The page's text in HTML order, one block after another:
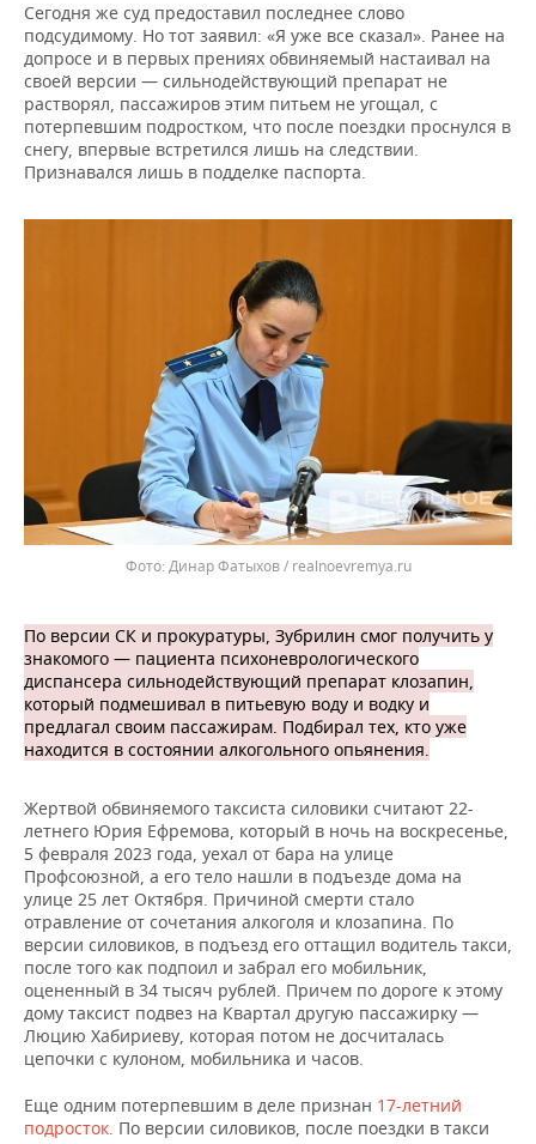
Сегодня же суд предоставил последнее слово
подсудимому. Но тот заявил: «Я уже все сказал». Ранее на
допросе и в первых прениях обвиняемый настаивал на
своей версии — сильнодействующий препарат не
растворял, пассажиров этим питьем не угощал, с
потерпевшим подростком, что после поездки проснулся в
снегу, впервые встретился лишь на следствии.
Признавался лишь в подделке паспорта.
Динар Фатыхов / realnoevremya.ru
По версии СК и прокуратуры, Зубрилин смог получить у
знакомого — пациента психоневрологического
диспансера сильнодействующий препарат клозапин,
который подмешивал в питьевую воду и водку и
предлагал своим пассажирам. Подбирал тех, кто уже
находится в состоянии алкогольного опьянения.
Жертвой обвиняемого таксиста силовики считают 22-
летнего Юрия Ефремова, который в ночь на воскресенье,
5 февраля 2023 года, уехал от бара на улице
Профсоюзной, а его тело нашли в подъезде дома на
улице 25 лет Октября. Причиной смерти стало
отравление от сочетания алкоголя и клозапина. По
версии силовиков, в подъезд его оттащил водитель такси,
после того как подпоил и забрал его мобильник,
оцененный в 34 тысяч рублей. Причем по дороге к этому
дому таксист подвез на Квартал другую пассажирку —
Люцию Хабириеву, которая потом не досчиталась
цепочки с кулоном, мобильника и часов.
Еще одним потерпевшим в деле признан 17-летний
подросток. По версии силовиков, после поездки в такси